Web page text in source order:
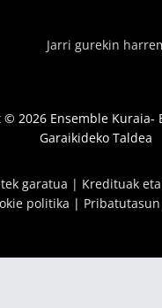
Jarri gurekin
© 2026 Ensemble Kuraia-
Garaikideko Taldea
garatua | Kredituak
politika |